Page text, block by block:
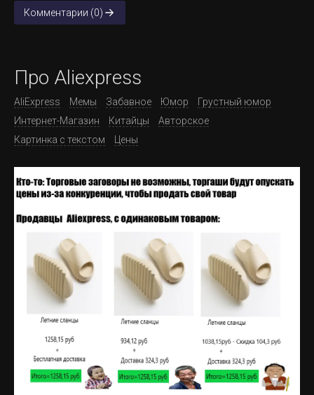
Комментарии (0)
Про Aliexpress
AliExpress Мемы Забавное Юмор
Грустный юмор
Интернет-Магазин
Китайцы
Авторское
Картинка с текстом
Цены